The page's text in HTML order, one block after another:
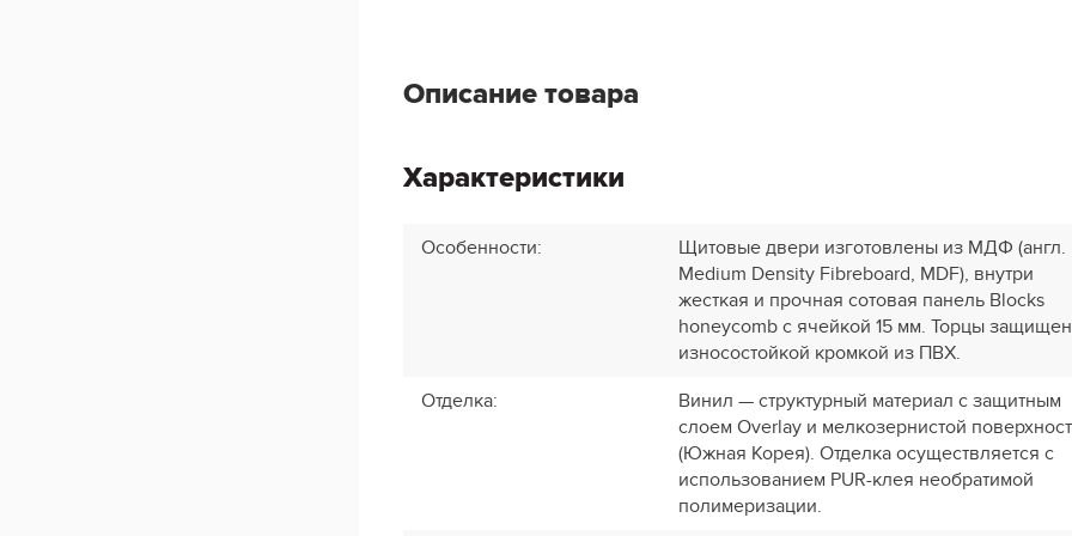
Описание товара
Характеристики
Особенности:
Щитовые двери изготовлены из МДФ (англ.
Medium Density Fibreboard, MDF), внутри
жесткая и прочная сотовая панель Blocks
honeycomb с ячейкой 15 мм. Торцы
износостойкой кромкой из ПВХ.
Отделка:
Винил — структурный материал с защитным
слоем Overlay и мелкозернистой
(Южная Корея). Отделка осуществляется с
использованием PUR-клея необратимой
полимеризации.